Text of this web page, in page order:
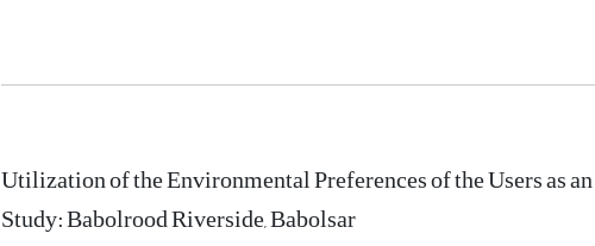
Utilization of the Environmental Preferences of the Users as
Study: Babolrood Riverside, Babolsar